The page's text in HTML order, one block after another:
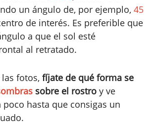
un ángulo de, por ejemplo, 45
de interés. Es preferible que
a que el sol esté
al retratado.
fotos, fíjate de qué forma se
sobre el rostro y ve
hasta que consigas un